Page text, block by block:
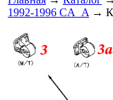
1992-1996 CA_A →